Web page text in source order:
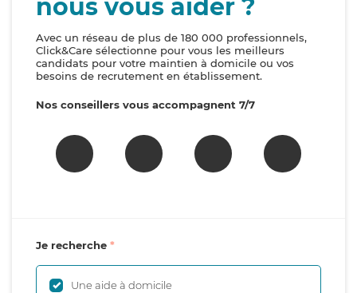
nous vous aider ?
Avec un réseau de plus de 180 000 professionnels,
Click&Care sélectionne pour vous les meilleurs
candidats pour votre maintien à domicile ou vos
besoins de recrutement en établissement.
Nos conseillers vous accompagnent 7/7
Je recherche
Une aide à domicile